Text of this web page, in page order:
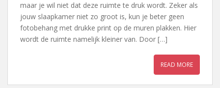
maar je wil niet dat deze ruimte te druk wordt. Zeker als
jouw slaapkamer niet zo groot is, kun je beter geen
fotobehang met drukke print op de muren plakken. Hier
wordt de ruimte namelijk kleiner van. Door […]
READ MORE